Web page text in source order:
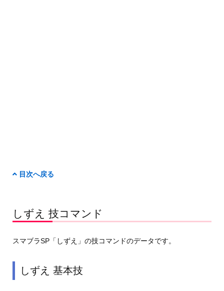
目次へ戻る
しずえ 技コマンド
スマブラSP「しずえ」の技コマンドのデータです。
しずえ 基本技